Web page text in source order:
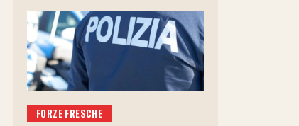
FORZE FRESCHE